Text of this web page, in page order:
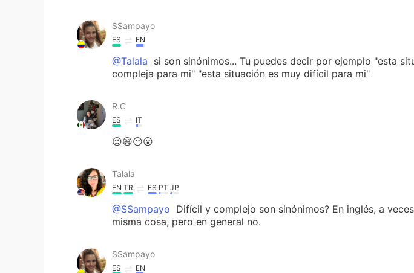
SSampayo
ES EN
@Talala si son sinónimos... Tu puedes decir por ejemplo "esta
compleja para mi" "esta situación es muy difícil para mi"
R.C
ES IT
😉😄😶😮
Talala
EN TR ES PT JP
@SSampayo Difícil y complejo son sinónimos? En inglés, a
misma cosa, pero en general no.
SSampayo
ES EN